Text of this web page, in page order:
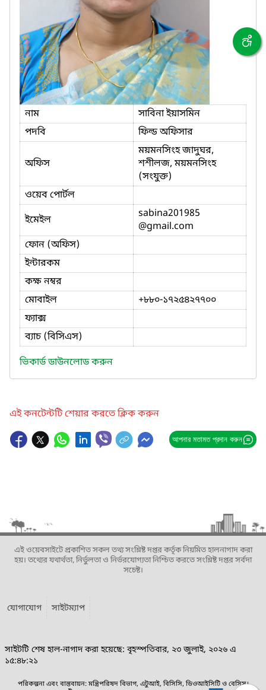
নাম
সাবিনা ইয়াসমিন
পদবি
ফিল্ড অফিসার
অফিস
ময়মনসিংহ জাদুঘর,
শশীলজ, ময়মনসিংহ
(সংযুক্ত)
ওয়েব পোর্টল
ইমেইল
sabina201985
@gmail.com
ফোন (অফিস)
ইন্টারকম
কক্ষ নম্বর
মোবাইল
+৮৮০-১৭২৫৪২৭৭০০
ফ্যাক্স
ব্যাচ (বিসিএস)
ভিকার্ড ডাউনলোড করুন
এই কনটেন্টটি শেয়ার করতে ক্লিক করুন
আপনার মতামত প্রদান করুন
এই ওয়েবসাইটে প্রকাশিত সকল তথ্য সংশ্লিষ্ট দপ্তর কর্তৃক নিয়মিত হালনাগাদ করা
হয়। তথ্যের যথার্থতা, নির্ভুলতা ও নির্ভরযোগ্যতা নিশ্চিত করতে সংশ্লিষ্ট দপ্তর সর্বদা
সচেষ্ট।
যোগাযোগ সাইটম্যাপ
সাইটটি শেষ হাল-নাগাদ করা হয়েছে: বৃহস্পতিবার, ২৩ জুলাই, ২০২৬ এ
১৫:৪৮:২১
পরিকল্পনা এবং বাস্তবায়ন: মন্ত্রিপরিষদ বিভাগ, এটুআই, বিসিসি, ডিওআইসিটি ও বেসিস।